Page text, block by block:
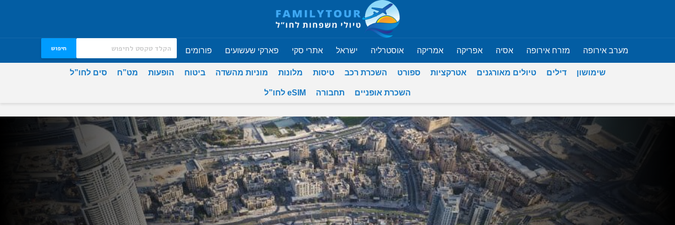
מערב אירופה מזרח אירופה אסיה אפריקה אמריקה אוסטרליה ישראל אתרי סקי פארקי שעשועים פורומים חיפוש
שימושון דילים טיולים מאורגנים אטרקציות ספורט השכרת רכב טיסות מלונות מוניות מהשדה ביטוח הופעות מט”ח סים לחו”ל
השכרת אופניים תחבורה eSIM לחו”ל